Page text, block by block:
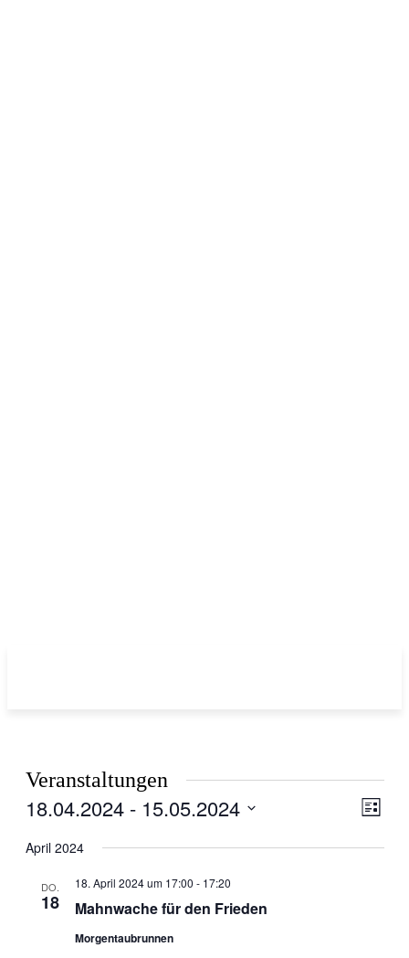
Veranstaltungen
Liste
18.04.2024 - 15.05.2024
wählen.
April 2024
DO.
18 Mahnwache für den Frieden
18. April 2024 um 17:00 - 17:20
Morgentaubrunnen